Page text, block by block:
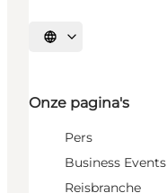
Selecteer taal
Onze pagina's
Pers
Business Events
Reisbranche